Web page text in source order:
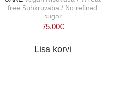
free Suhkruvaba / No refined
sugar
75.00€
Lisa korvi